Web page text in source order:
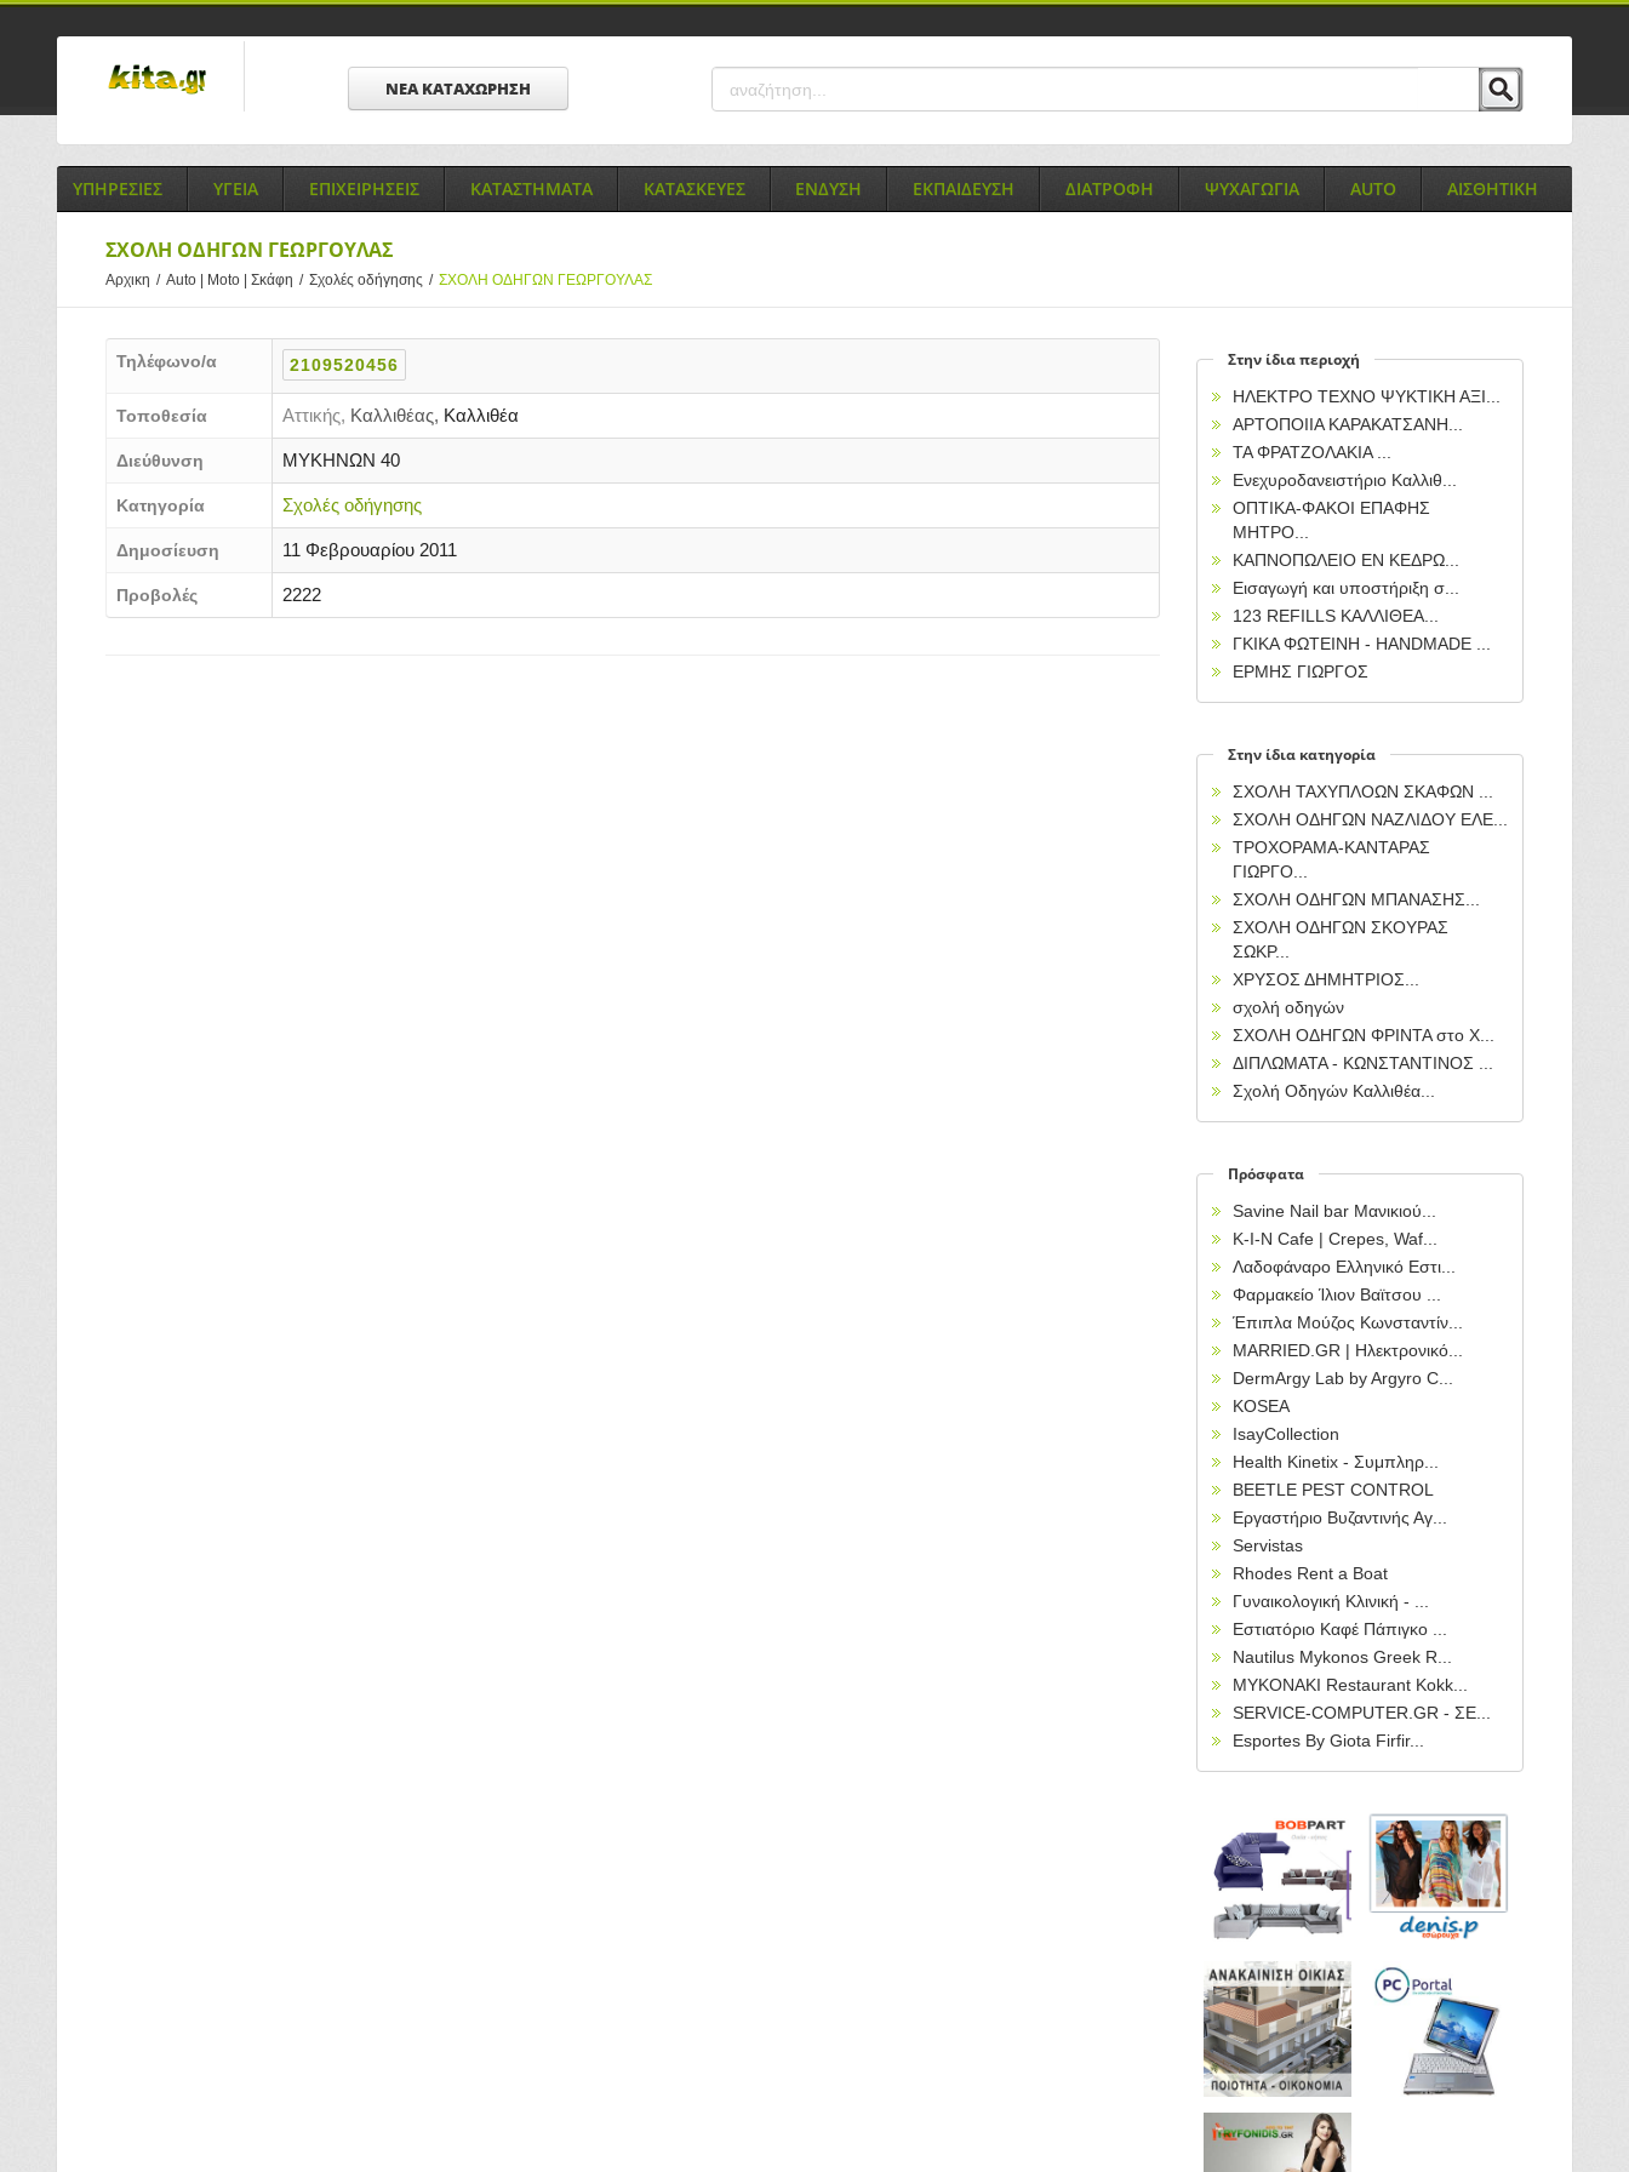
ΝΕΑ ΚΑΤΑΧΩΡΗΣΗ
ΥΠΗΡΕΣΙΕΣ ΥΓΕΙΑ ΕΠΙΧΕΙΡΗΣΕΙΣ ΚΑΤΑΣΤΗΜΑΤΑ ΚΑΤΑΣΚΕΥΕΣ ΕΝΔΥΣΗ ΕΚΠΑΙΔΕΥΣΗ ΔΙΑΤΡΟΦΗ ΨΥΧΑΓΩΓΙΑ AUTO ΑΙΣΘΗΤΙΚΗ
ΣΧΟΛΗ ΟΔΗΓΩΝ ΓΕΩΡΓΟΥΛΑΣ
Αρχικη / Auto | Moto | Σκάφη / Σχολές οδήγησης / ΣΧΟΛΗ ΟΔΗΓΩΝ ΓΕΩΡΓΟΥΛΑΣ
Τηλέφωνο/α 2109520456
Τοποθεσία Αττικής, Καλλιθέας, Καλλιθέα
Διεύθυνση ΜΥΚΗΝΩΝ 40
Κατηγορία Σχολές οδήγησης
Δημοσίευση 11 Φεβρουαρίου 2011
Προβολές 2222
Στην ίδια περιοχή
ΗΛΕΚΤΡΟ ΤΕΧΝΟ ΨΥΚΤΙΚΗ ΑΞΙ...
ΑΡΤΟΠΟΙΙΑ ΚΑΡΑΚΑΤΣΑΝΗ...
ΤΑ ΦΡΑΤΖΟΛΑΚΙΑ ...
Ενεχυροδανειστήριο Καλλιθ...
ΟΠΤΙΚΑ-ΦΑΚΟΙ ΕΠΑΦΗΣ
ΜΗΤΡΟ...
ΚΑΠΝΟΠΩΛΕΙΟ ΕΝ ΚΕΔΡΩ...
Εισαγωγή και υποστήριξη σ...
123 REFILLS ΚΑΛΛΙΘΕΑ...
ΓΚΙΚΑ ΦΩΤΕΙΝΗ - HANDMADE ...
ΕΡΜΗΣ ΓΙΩΡΓΟΣ
Στην ίδια κατηγορία
ΣΧΟΛΗ ΤΑΧΥΠΛΟΩΝ ΣΚΑΦΩΝ ...
ΣΧΟΛΗ ΟΔΗΓΩΝ ΝΑΖΛΙΔΟΥ ΕΛΕ...
ΤΡΟΧΟΡΑΜΑ-ΚΑΝΤΑΡΑΣ
ΓΙΩΡΓΟ...
ΣΧΟΛΗ ΟΔΗΓΩΝ ΜΠΑΝΑΣΗΣ...
ΣΧΟΛΗ ΟΔΗΓΩΝ ΣΚΟΥΡΑΣ
ΣΩΚΡ...
ΧΡΥΣΟΣ ΔΗΜΗΤΡΙΟΣ...
σχολή οδηγών
ΣΧΟΛΗ ΟΔΗΓΩΝ ΦΡΙΝΤΑ στο Χ...
ΔΙΠΛΩΜΑΤΑ - ΚΩΝΣΤΑΝΤΙΝΟΣ ...
Σχολή Οδηγών Καλλιθέα...
Πρόσφατα
Savine Nail bar Μανικιού...
Κ-Ι-Ν Cafe | Crepes, Waf...
Λαδοφάναρο Ελληνικό Εστι...
Φαρμακείο Ίλιον Βαϊτσου ...
Έπιπλα Μούζος Κωνσταντίν...
MARRIED.GR | Ηλεκτρονικό...
DermArgy Lab by Argyro C...
KOSEA
IsayCollection
Health Kinetix - Συμπληρ...
BEETLE PEST CONTROL
Εργαστήριο Βυζαντινής Αγ...
Servistas
Rhodes Rent a Boat
Γυναικολογική Κλινική - ...
Εστιατόριο Καφέ Πάπιγκο ...
Nautilus Mykonos Greek R...
MYKONAKI Restaurant Kokk...
SERVICE-COMPUTER.GR - ΣΕ...
Esportes By Giota Firfir...